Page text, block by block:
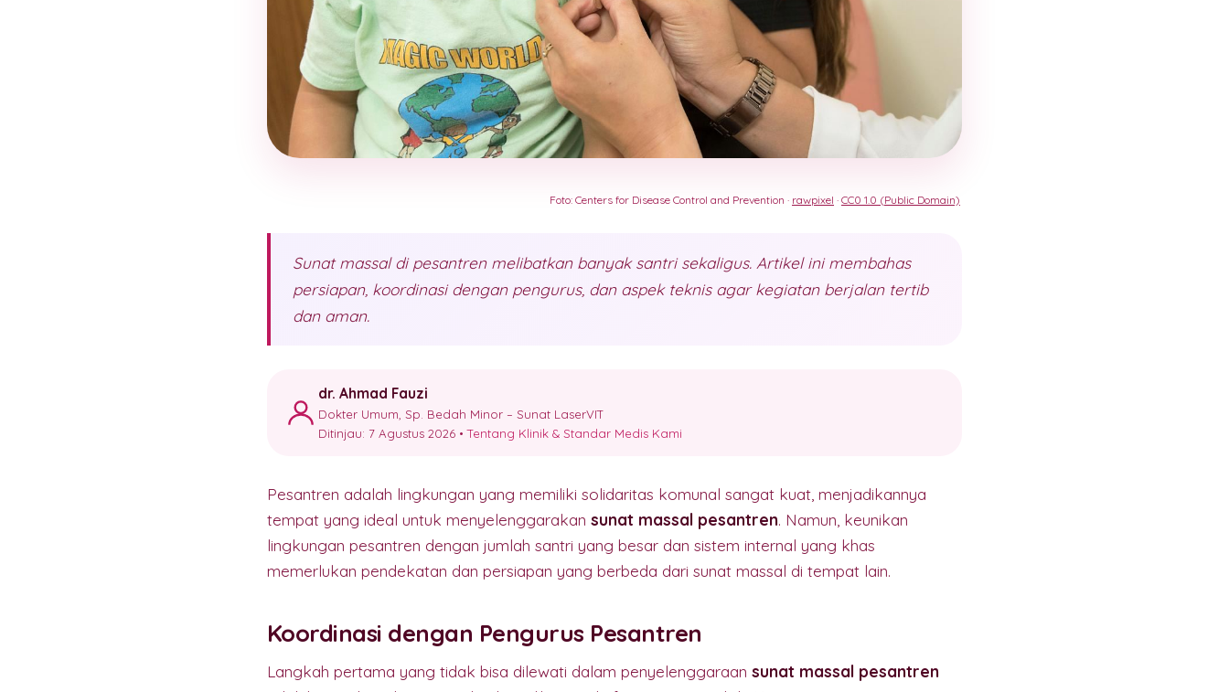
Foto: Centers for Disease Control and Prevention · rawpixel · CC0 1.0 (Public Domain)
Sunat massal di pesantren melibatkan banyak santri sekaligus. Artikel ini membahas
persiapan, koordinasi dengan pengurus, dan aspek teknis agar kegiatan berjalan tertib
dan aman.
dr. Ahmad Fauzi
Dokter Umum, Sp. Bedah Minor – Sunat LaserVIT
Ditinjau: 7 Agustus 2026 •Tentang Klinik & Standar Medis Kami
Pesantren adalah lingkungan yang memiliki solidaritas komunal sangat kuat, menjadikannya
tempat yang ideal untuk menyelenggarakan sunat massal pesantren. Namun, keunikan
lingkungan pesantren dengan jumlah santri yang besar dan sistem internal yang khas
memerlukan pendekatan dan persiapan yang berbeda dari sunat massal di tempat lain.
Koordinasi dengan Pengurus Pesantren
Langkah pertama yang tidak bisa dilewati dalam penyelenggaraan sunat massal pesantren